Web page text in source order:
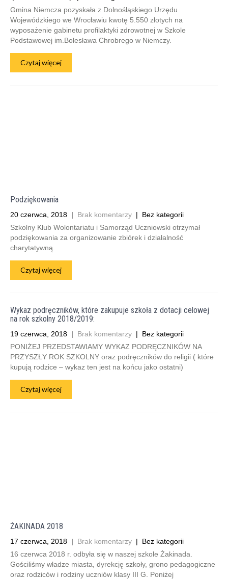
Gmina Niemcza pozyskała z Dolnośląskiego Urzędu
Wojewódzkiego we Wrocławiu kwotę 5.550 złotych na
wyposażenie gabinetu profilaktyki zdrowotnej w Szkole
Podstawowej im.Bolesława Chrobrego w Niemczy.
Czytaj więcej
Podziękowania
20 czerwca, 2018 | Brak komentarzy | Bez kategorii
Szkolny Klub Wolontariatu i Samorząd Uczniowski otrzymał
podziękowania za organizowanie zbiórek i działalność
charytatywną.
Czytaj więcej
Wykaz podręczników, które zakupuje szkoła z dotacji celowej
na rok szkolny 2018/2019:
19 czerwca, 2018 | Brak komentarzy | Bez kategorii
PONIŻEJ PRZEDSTAWIAMY WYKAZ PODRĘCZNIKÓW NA
PRZYSZŁY ROK SZKOLNY oraz podręczników do religii ( które
kupują rodzice – wykaz ten jest na końcu jako ostatni)
Czytaj więcej
ŻAKINADA 2018
17 czerwca, 2018 | Brak komentarzy | Bez kategorii
16 czerwca 2018 r. odbyła się w naszej szkole Żakinada.
Gościliśmy władze miasta, dyrekcję szkoły, grono pedagogiczne
oraz rodziców i rodziny uczniów klasy III G. Poniżej